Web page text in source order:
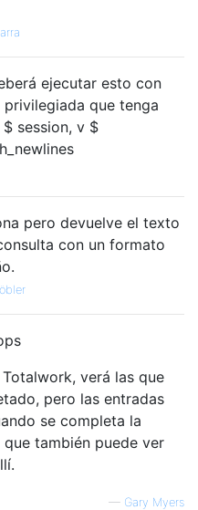
ejecutar esto con
privilegiada que tenga
session, v $
pero devuelve el texto
con un formato
verá las que
pero las entradas
se completa la
también puede ver
— Gary Myers